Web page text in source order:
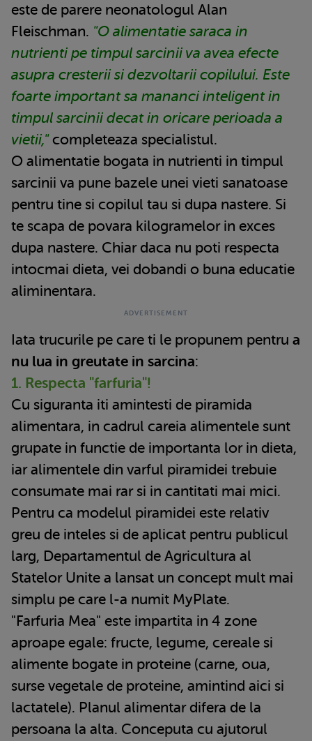
este de parere neonatologul Alan
Fleischman. "O alimentatie saraca in
nutrienti pe timpul sarcinii va avea efecte
asupra cresterii si dezvoltarii copilului. Este
foarte important sa mananci inteligent in
timpul sarcinii decat in oricare perioada a
vietii,"completeaza specialistul.
O alimentatie bogata in nutrienti in timpul
sarcinii va pune bazele unei vieti sanatoase
pentru tine si copilul tau si dupa nastere. Si
te scapa de povara kilogramelor in exces
dupa nastere. Chiar daca nu poti respecta
intocmai dieta, vei dobandi o buna educatie
aliminentara.
Iata trucurile pe care ti le propunem pentru a
nu lua in greutate in sarcina:
1. Respecta "farfuria"!
Cu siguranta iti amintesti de piramida
alimentara, in cadrul careia alimentele sunt
grupate in functie de importanta lor in dieta,
iar alimentele din varful piramidei trebuie
consumate mai rar si in cantitati mai mici.
Pentru ca modelul piramidei este relativ
greu de inteles si de aplicat pentru publicul
larg, Departamentul de Agricultura al
Statelor Unite a lansat un concept mult mai
simplu pe care l-a numit MyPlate.
"Farfuria Mea" este impartita in 4 zone
aproape egale: fructe, legume, cereale si
alimente bogate in proteine (carne, oua,
surse vegetale de proteine, amintind aici si
lactatele). Planul alimentar difera de la
persoana la alta. Conceputa cu ajutorul